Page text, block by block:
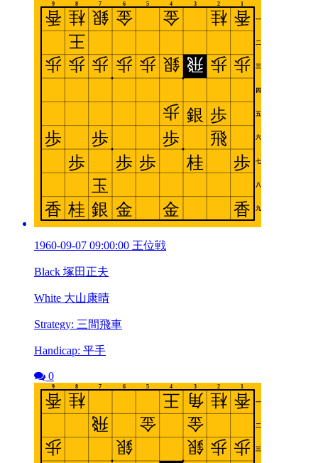
1960-09-07 09:00:00 王位戦
Black 塚田正夫
White 大山康晴
Strategy: 三間飛車
Handicap: 平手
0